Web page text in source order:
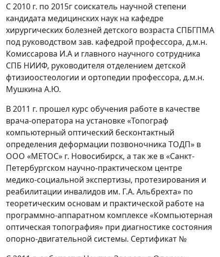
С 2010 г. по 2015г соискатель научной степени
кандидата медицинских наук на кафедре
хирургических болезней детского возраста СПБГПМА
под руководством зав. кафедрой профессора, д.м.н.
Комиссарова И.А и главного научного сотрудника
СПБ НИИФ, руководителя отделением детской
фтизиоостеологии и ортопедии профессора, д.м.н.
Мушкина А.Ю.
В 2011 г. прошел курс обучения работе в качестве
врача-оператора на установке «Топограф
компьютерный оптический бесконтактный
определения деформации позвоночника ТОДП» в
ООО «МЕТОС» г. Новосибирск, а так же в «Санкт-
Петербургском научно-практическом центре
медико-социальной экспертизы, протезирования и
реабилитации инвалидов им. Г.А. Альбрехта» по
теоретическим основам и практической работе на
программно-аппаратном комплексе «Компьютерная
оптическая топография» при диагностике состояния
опорно-двигательной системы. Сертификат №